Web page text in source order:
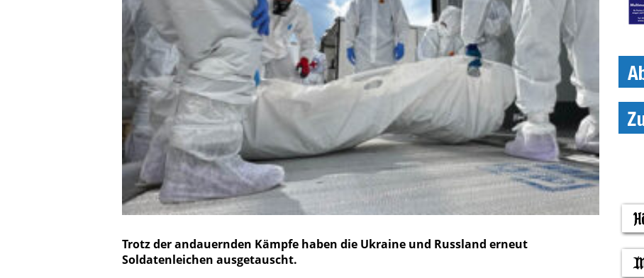
Trotz der andauernden Kämpfe haben die Ukraine und Russland erneut
Soldatenleichen ausgetauscht.